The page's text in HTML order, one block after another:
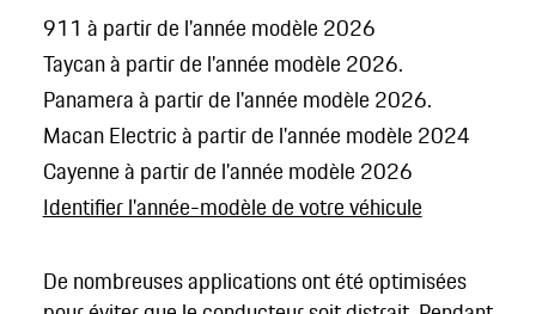
911 à partir de l'année modèle 2026
Taycan à partir de l'année modèle 2026.
Panamera à partir de l'année modèle 2026.
Macan Electric à partir de l'année modèle 2024
Cayenne à partir de l'année modèle 2026
Identifier l'année-modèle de votre véhicule
De nombreuses applications ont été optimisées